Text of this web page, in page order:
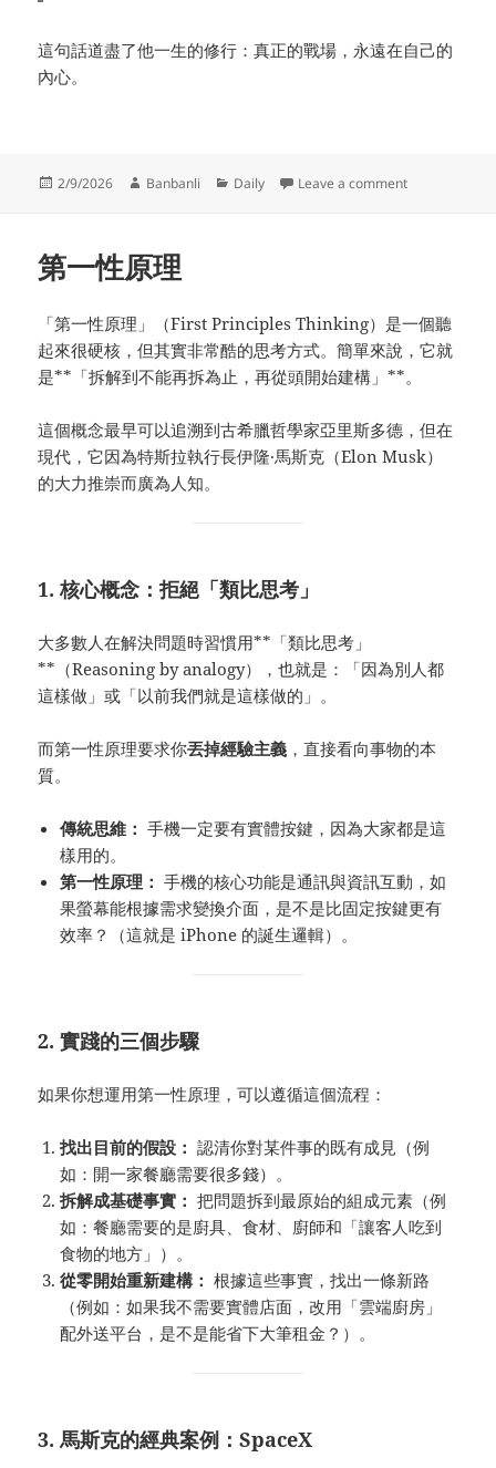
這句話道盡了他一生的修行：真正的戰場，永遠在自己的
內心。
Posted
2/9/2026 Author
Banbanli Categories
Daily Leave a commenton 王陽明
第一性原理
「第一性原理」（First Principles Thinking）是一個聽
起來很硬核，但其實非常酷的思考方式。簡單來說，它就
是**「拆解到不能再拆為止，再從頭開始建構」**。
這個概念最早可以追溯到古希臘哲學家亞里斯多德，但在
現代，它因為特斯拉執行長伊隆·馬斯克（Elon Musk）
的大力推崇而廣為人知。
1. 核心概念：拒絕「類比思考」
大多數人在解決問題時習慣用**「類比思考」
**（Reasoning by analogy），也就是：「因為別人都
這樣做」或「以前我們就是這樣做的」。
而第一性原理要求你丟掉經驗主義 ，直接看向事物的本
質。
傳統思維： 手機一定要有實體按鍵，因為大家都是這
樣用的。
第一性原理： 手機的核心功能是通訊與資訊互動，如
果螢幕能根據需求變換介面，是不是比固定按鍵更有
效率？（這就是 iPhone 的誕生邏輯）。
2. 實踐的三個步驟
如果你想運用第一性原理，可以遵循這個流程：
找出目前的假設： 認清你對某件事的既有成見（例
如：開一家餐廳需要很多錢）。
拆解成基礎事實： 把問題拆到最原始的組成元素（例
如：餐廳需要的是廚具、食材、廚師和「讓客人吃到
食物的地方」）。
從零開始重新建構： 根據這些事實，找出一條新路
（例如：如果我不需要實體店面，改用「雲端廚房」
配外送平台，是不是能省下大筆租金？）。
3. 馬斯克的經典案例：SpaceX